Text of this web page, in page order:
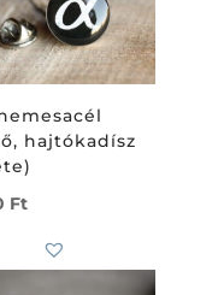
hajtókadísz
Ft